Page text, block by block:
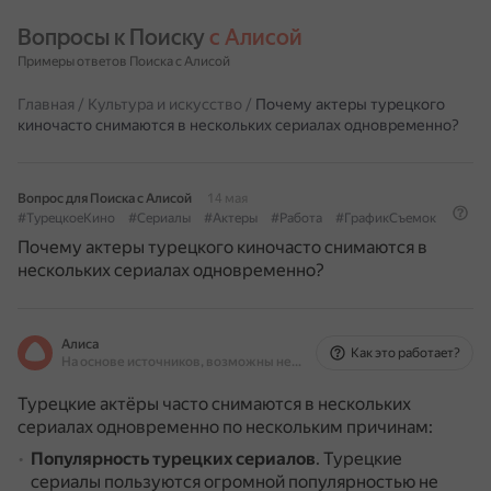
Вопросы к Поиску с Алисой
Примеры ответов Поиска с Алисой
Главная / Культура и искусство / Почему актеры турецкого
киночасто снимаются в нескольких сериалах одновременно?
Вопрос для Поиска с Алисой
14 мая
#ТурецкоеКино
#Сериалы #Актеры #Работа #ГрафикСъемок
Почему актеры турецкого киночасто снимаются в
нескольких сериалах одновременно?
Алиса
На основе источников, возможны неточности
Как это работает?
Турецкие актёры часто снимаются в нескольких
сериалах одновременно по нескольким причинам:
Популярность турецких сериалов. Турецкие
сериалы пользуются огромной популярностью не